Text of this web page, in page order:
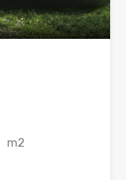
m2